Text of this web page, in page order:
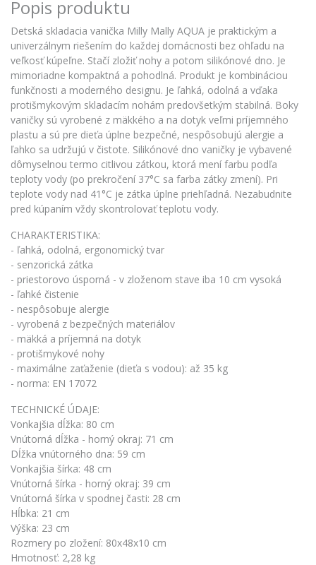
Popis produktu
Detská skladacia vanička Milly Mally AQUA je praktickým a
univerzálnym riešením do každej domácnosti bez ohľadu na
veľkosť kúpeľne. Stačí zložiť nohy a potom silikónové dno. Je
mimoriadne kompaktná a pohodlná. Produkt je kombináciou
funkčnosti a moderného designu. Je ľahká, odolná a vďaka
protišmykovým skladacím nohám predovšetkým stabilná. Boky
vaničky sú vyrobené z mäkkého a na dotyk veľmi príjemného
plastu a sú pre dieťa úplne bezpečné, nespôsobujú alergie a
ľahko sa udržujú v čistote. Silikónové dno vaničky je vybavené
dômyselnou termo citlivou zátkou, ktorá mení farbu podľa
teploty vody (po prekročení 37°C sa farba zátky zmení). Pri
teplote vody nad 41°C je zátka úplne priehľadná. Nezabudnite
pred kúpaním vždy skontrolovať teplotu vody.
CHARAKTERISTIKA:
- ľahká, odolná, ergonomický tvar
- senzorická zátka
- priestorovo úsporná - v zloženom stave iba 10 cm vysoká
- ľahké čistenie
- nespôsobuje alergie
- vyrobená z bezpečných materiálov
- mäkká a príjemná na dotyk
- protišmykové nohy
- maximálne zaťaženie (dieťa s vodou): až 35 kg
- norma: EN 17072
TECHNICKÉ ÚDAJE:
Vonkajšia dĺžka: 80 cm
Vnútorná dĺžka - horný okraj: 71 cm
Dĺžka vnútorného dna: 59 cm
Vonkajšia šírka: 48 cm
Vnútorná šírka - horný okraj: 39 cm
Vnútorná šírka v spodnej časti: 28 cm
Hĺbka: 21 cm
Výška: 23 cm
Rozmery po zložení: 80x48x10 cm
Hmotnosť: 2,28 kg